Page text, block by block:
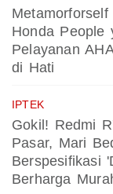
Honda People
Pelayanan
di Hati
IPTEK
Gokil! Redmi
Pasar, Mari
Berspesifikasi
Berharga